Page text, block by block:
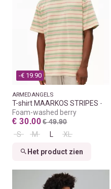
-€ 19.90
ARMEDANGELS
T-shirt MAARKOS STRIPES
Foam-washed berry
€ 30.00 € 49.90
S
M L XL
Het product zien